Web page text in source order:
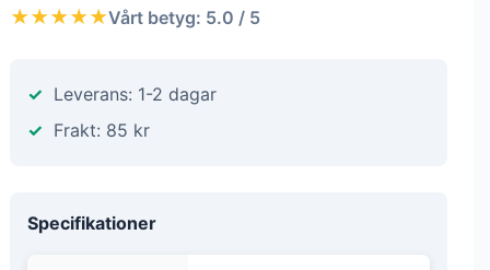
★★★★★Vårt betyg: 5.0 / 5
Leverans: 1-2 dagar
Frakt: 85 kr
Specifikationer